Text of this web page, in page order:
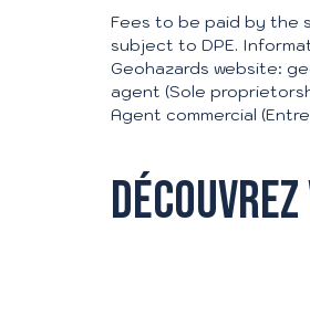
Fees to be paid by the
subject to DPE.
Geohazards website:
agent (Sole
Agent commercial